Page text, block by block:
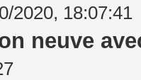
2020, 18:07:41
neuve